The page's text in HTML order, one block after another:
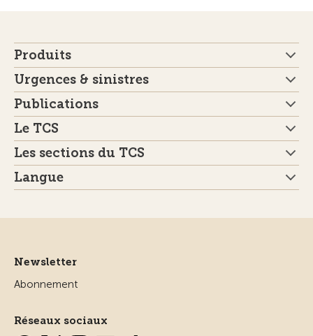
Produits
Urgences & sinistres
Publications
Le TCS
Les sections du TCS
Langue
Newsletter
Abonnement
Réseaux sociaux